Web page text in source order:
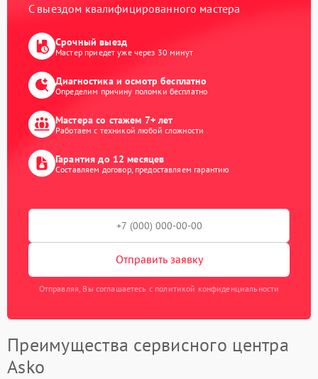
С выездом квалифицированного мастера
Срочный выезд
Мастер приедет уже через 30 минут
Диагностика и осмотр бесплатно
Определим причину поломки бесплатно
Мастера со стажем 7+ лет
Работаем с техникой любой сложности
Гарантия до 12 месяцев
Составляем договор, предоставляем гарантию
Отправить заявку
Отправляя, Вы соглашаетесь с политикой конфиденциальности
Преимущества сервисного центра
Asko